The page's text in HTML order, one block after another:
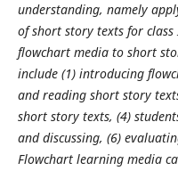
understanding, namely
of short story texts for class
flowchart media to short
include (1) introducing
and reading short story
short story texts, (4)
and discussing, (6)
Flowchart learning media